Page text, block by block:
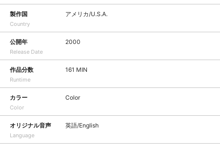
製作国
Country
アメリカ/U.S.A.
公開年
Release Date
2000
作品分数
Runtime
161 MIN
カラー
Color
Color
オリジナル音声
Language
英語/English